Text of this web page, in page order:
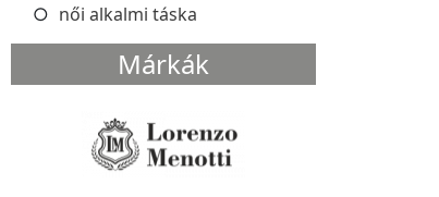
női alkalmi táska
Márkák